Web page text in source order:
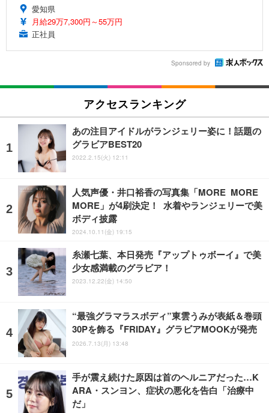
愛知県
月給29万7,300円～55万円
正社員
Sponsored by
アクセスランキング
あの注目アイドルがランジェリー姿に！話題の
グラビアBEST20
2022.2.15(火) 12:11
人気声優・井口裕香の写真集「MORE MORE
MORE」が4刷決定！ 水着やランジェリーで美
ボディ披露
2024.10.11(金) 19:15
糸瀬七葉、本日発売『アップトゥボーイ』で美
少女感満載のグラビア！
2023.12.22(金) 14:50
“最強グラマラスボディ”東雲うみが表紙＆巻頭
30Pを飾る『FRIDAY』グラビアMOOKが発売
2026.7.13(月) 13:48
手が震え続けた原因は首のヘルニアだった…K
ARA・スンヨン、症状の悪化を告白「治療中
だ」